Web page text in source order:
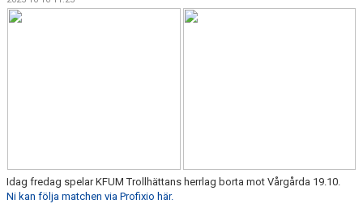
MEDLEMSAVGIFTER
HEMMAMATCHER
Idag fredag spelar KFUM Trollhättans herrlag borta mot Vårgårda 19.10.
Ni kan följa matchen via Profixio här.